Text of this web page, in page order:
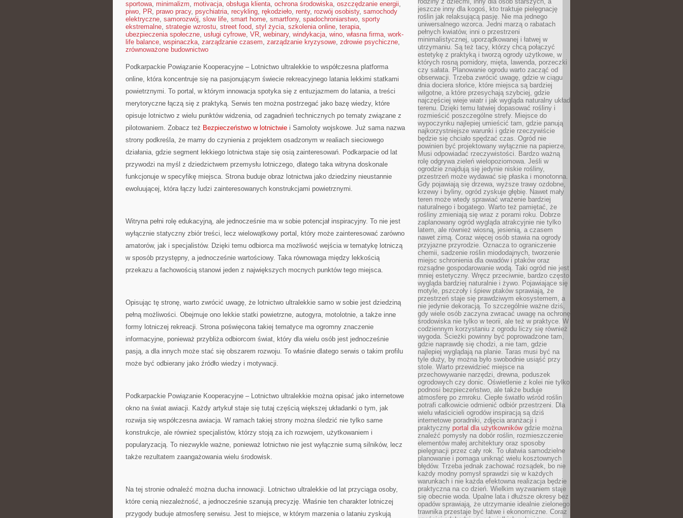
sportowa, minimalizm, motivacja, obsługa klienta, ochrona środowiska, oszczędzanie energii,
piwo, PR, prawo pracy, psychiatria, recykling, rękodzieło, renty, rozwój osobisty, samochody
elektryczne, samorozwój, slow life, smart home, smartfony, spadochroniarstwo, sporty
ekstremalne, strategie wzrostu, street food, styl życia, szkolenia online, terapia,
ubezpieczenia społeczne, usługi cyfrowe, VR, webinary, windykacja, wino, własna firma, work-
life balance, wspinaczka, zarządzanie czasem, zarządzanie kryzysowe, zdrowie psychiczne,
zrównoważone budownictwo
Podkarpackie Powiązanie Kooperacyjne – Lotnictwo ultralekkie to współczesna platforma
online, która koncentruje się na pasjonującym świecie rekreacyjnego latania lekkimi statkami
powietrznymi. To portal, w którym innowacja spotyka się z entuzjazmem do latania, a treści
merytoryczne łączą się z praktyką. Serwis ten można postrzegać jako bazę wiedzy, które
opisuje lotnictwo z wielu punktów widzenia, od zagadnień technicznych po tematy związane z
pilotowaniem. Zobacz też Bezpieczeństwo w lotnictwie i Samoloty wojskowe. Już sama nazwa
strony podkreśla, że mamy do czynienia z projektem osadzonym w realiach sieciowego
działania, gdzie segment lekkiego lotnictwa staje się osią zainteresowań. Podkarpacie od lat
przywodzi na myśl z dziedzictwem przemysłu lotniczego, dlatego taka witryna doskonale
funkcjonuje w specyfikę miejsca. Strona buduje obraz lotnictwa jako dziedziny nieustannie
ewoluującej, która łączy ludzi zainteresowanych konstrukcjami powietrznymi.
Witryna pełni rolę edukacyjną, ale jednocześnie ma w sobie potencjał inspiracyjny. To nie jest
wyłącznie statyczny zbiór treści, lecz wielowątkowy portal, który może zainteresować zarówno
amatorów, jak i specjalistów. Dzięki temu odbiorca ma możliwość wejścia w tematykę lotniczą
w sposób przystępny, a jednocześnie wartościowy. Taka równowaga między lekkością
przekazu a fachowością stanowi jeden z największych mocnych punktów tego miejsca.
Opisując tę stronę, warto zwrócić uwagę, że lotnictwo ultralekkie samo w sobie jest dziedziną
pełną możliwości. Obejmuje ono lekkie statki powietrzne, autogyra, motolotnie, a także inne
formy lotniczej rekreacji. Strona poświęcona takiej tematyce ma ogromny znaczenie
informacyjne, ponieważ przybliża odbiorcom świat, który dla wielu osób jest jednocześnie
pasją, a dla innych może stać się obszarem rozwoju. To właśnie dlatego serwis o takim profilu
może być odbierany jako źródło wiedzy i motywacji.
Podkarpackie Powiązanie Kooperacyjne – Lotnictwo ultralekkie można opisać jako internetowe
okno na świat awiacji. Każdy artykuł staje się tutaj częścią większej układanki o tym, jak
rozwija się współczesna awiacja. W ramach takiej strony można śledzić nie tylko same
konstrukcje, ale również specjalistów, którzy stoją za ich rozwojem, użytkowaniem i
popularyzacją. To niezwykle ważne, ponieważ lotnictwo nie jest wyłącznie sumą silników, lecz
także rezultatem zaangażowania wielu środowisk.
Na tej stronie odnaleźć można ducha innowacji. Lotnictwo ultralekkie od lat przyciąga osoby,
które cenią niezależność, a jednocześnie szanują precyzję. Właśnie ten charakter lotniczej
przygody buduje atmosferę serwisu. Jest to miejsce, w którym marzenia o lataniu zyskują
jeszcze inny dla kogoś, kto traktuje pielęgnację
roślin jak relaksującą pasję. Nie ma jednego
uniwersalnego wzorca. Jedni marzą o rabatach
pełnych kwiatów, inni o przestrzeni
minimalistycznej, uporządkowanej i łatwej w
utrzymaniu. Są też tacy, którzy chcą połączyć
estetykę z praktyką i tworzą ogrody użytkowe, w
których rosną pomidory, mięta, lawenda, porzeczki
czy sałata. Planowanie ogrodu warto zacząć od
obserwacji. Trzeba zwrócić uwagę, gdzie w ciągu
dnia dociera słońce, które miejsca są bardziej
wilgotne, a które przesychają szybciej, gdzie
najczęściej wieje wiatr i jak wygląda naturalny układ
terenu. Dzięki temu łatwiej dopasować rośliny i
rozmieścić poszczególne strefy. Miejsce do
wypoczynku najlepiej umieścić tam, gdzie panują
najkorzystniejsze warunki i gdzie rzeczywiście
będzie się chciało spędzać czas. Ogród nie
powinien być projektowany wyłącznie na papierze.
Musi odpowiadać rzeczywistości. Bardzo ważną
rolę odgrywa zieleń wielopoziomowa. Jeśli w
ogrodzie znajdują się jedynie niskie rośliny,
przestrzeń może wydawać się płaska i monotonna.
Gdy pojawiają się drzewa, wyższe trawy ozdobne,
krzewy i byliny, ogród zyskuje głębię. Nawet mały
teren może wtedy sprawiać wrażenie bardziej
naturalnego i bogatego. Warto też pamiętać, że
rośliny zmieniają się wraz z porami roku. Dobrze
zaplanowany ogród wygląda atrakcyjnie nie tylko
latem, ale również wiosną, jesienią, a czasem
nawet zimą. Coraz więcej osób stawia na ogrody
przyjazne przyrodzie. Oznacza to ograniczenie
chemii, sadzenie roślin miododajnych, tworzenie
miejsc schronienia dla owadów i ptaków oraz
rozsądne gospodarowanie wodą. Taki ogród nie jest
mniej estetyczny. Wręcz przeciwnie, bardzo często
wygląda bardziej naturalnie i żywo. Pojawiające się
motyle, pszczoły i śpiew ptaków sprawiają, że
przestrzeń staje się prawdziwym ekosystemem, a
nie jedynie dekoracją. To szczególnie ważne dziś,
gdy wiele osób zaczyna zwracać uwagę na ochronę
środowiska nie tylko w teorii, ale też w praktyce. W
codziennym korzystaniu z ogrodu liczy się również
wygoda. Ścieżki powinny być poprowadzone tam,
gdzie naprawdę się chodzi, a nie tam, gdzie
najlepiej wyglądają na planie. Taras musi być na
tyle duży, by można było swobodnie usiąść przy
stole. Warto przewidzieć miejsce na
przechowywanie narzędzi, drewna, poduszek
ogrodowych czy donic. Oświetlenie z kolei nie tylko
podnosi bezpieczeństwo, ale także buduje
atmosferę po zmroku. Ciepłe światło wśród roślin
potrafi całkowicie odmienić odbiór przestrzeni. Dla
wielu właścicieli ogrodów inspiracją są dziś
internetowe poradniki, zdjęcia aranżacji i
praktyczny portal dla użytkownikówgdzie można
znaleźć pomysły na dobór roślin, rozmieszczenie
elementów małej architektury oraz sposoby
pielęgnacji przez cały rok. To ułatwia samodzielne
planowanie i pomaga uniknąć wielu kosztownych
błędów. Trzeba jednak zachować rozsądek, bo nie
każdy modny pomysł sprawdzi się w każdych
warunkach i nie każda efektowna realizacja będzie
praktyczna na co dzień. Wielkim wyzwaniem staje
się obecnie woda. Upalne lata i dłuższe okresy bez
opadów sprawiają, że utrzymanie idealnie zielonego
trawnika przestaje być łatwe i ekonomiczne. Coraz